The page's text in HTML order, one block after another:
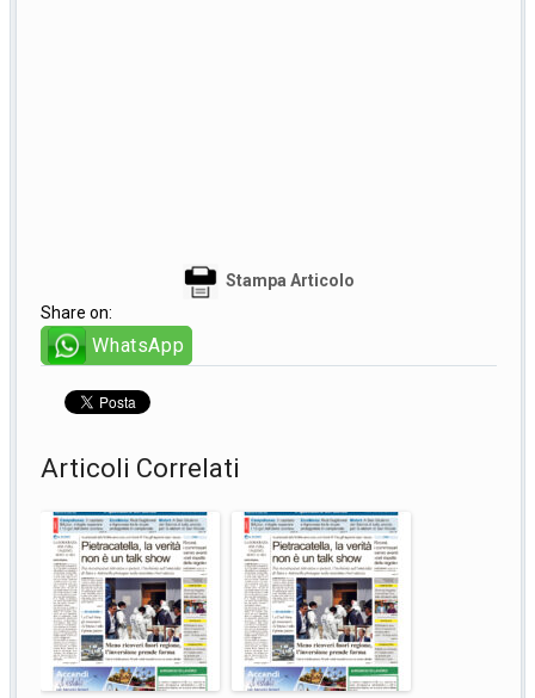
Stampa Articolo
Share on:
WhatsApp
Articoli Correlati